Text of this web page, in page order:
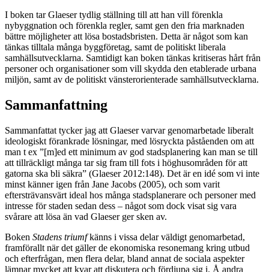
I boken tar Glaeser tydlig ställning till att han vill förenkla
nybyggnation och förenkla regler, samt gen den fria marknaden
bättre möjligheter att lösa bostadsbristen. Detta är något som kan
tänkas tilltala många byggföretag, samt de politiskt liberala
samhällsutvecklarna. Samtidigt kan boken tänkas kritiseras hårt från
personer och organisationer som vill skydda den etablerade urbana
miljön, samt av de politiskt vänsterorienterade samhällsutvecklarna.
Sammanfattning
Sammanfattat tycker jag att Glaeser varvar genomarbetade liberalt
ideologiskt förankrade lösningar, med lösryckta påståenden om att
man t ex ”[m]ed ett minimum av god stadsplanering kan man se till
att tillräckligt många tar sig fram till fots i höghusområden för att
gatorna ska bli säkra” (Glaeser 2012:148). Det är en idé som vi inte
minst känner igen från Jane Jacobs (2005), och som varit
eftersträvansvärt ideal hos många stadsplanerare och personer med
intresse för staden sedan dess – något som dock visat sig vara
svårare att lösa än vad Glaeser ger sken av.
Boken Stadens triumfkänns i vissa delar väldigt genomarbetad,
framförallt när det gäller de ekonomiska resonemang kring utbud
och efterfrågan, men flera delar, bland annat de sociala aspekter
lämnar mycket att kvar att diskutera och fördjupa sig i. Å andra